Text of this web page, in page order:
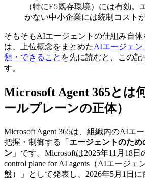
（特にE5既存環境）には有効。
かない中小企業には統制コスト
そもそもAIエージェントの仕組み自
は、上位概念をまとめたAIエージェン
類・できること を先に読むと、この
す。
Microsoft Agent 365とは
ールプレーンの正体）
Microsoft Agent 365は、組織内のAIエ
把握・制御する「 エージェントのた
ン 」です。Microsoftは2025年11月18日
control plane for AI agents（AIエージェ
盤）」として発表し、2026年5月1日